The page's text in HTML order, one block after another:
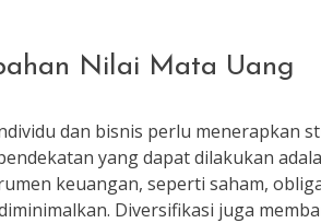
Nilai Mata Uang
dan bisnis perlu menerapkan
yang dapat dilakukan
keuangan, seperti saham,
Diversifikasi juga